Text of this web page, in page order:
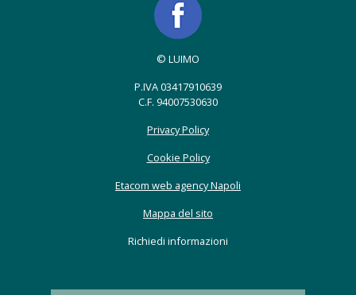
© LUIMO
P.IVA 03417910639
C.F. 94007530630
Privacy Policy
Cookie Policy
Etacom web agency Napoli
Mappa del sito
Richiedi informazioni